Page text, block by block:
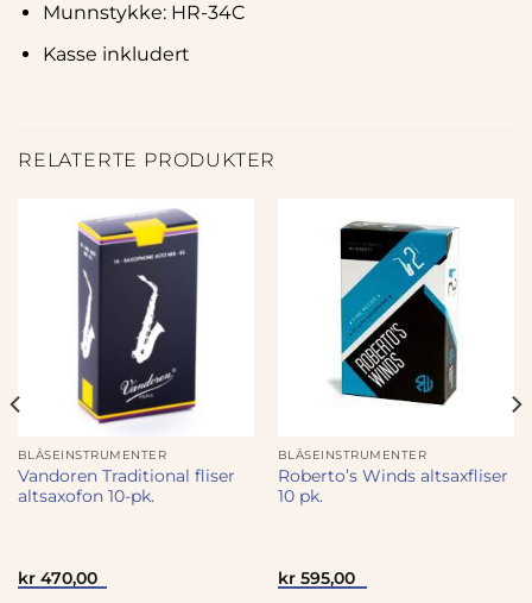
Munnstykke: HR-34C
Kasse inkludert
RELATERTE PRODUKTER
BLÅSEINSTRUMENTER
Vandoren Traditional fliser
altsaxofon 10-pk.
kr470,00
BLÅSEINSTRUMENTER
Roberto’s Winds altsaxfliser
10 pk.
kr595,00